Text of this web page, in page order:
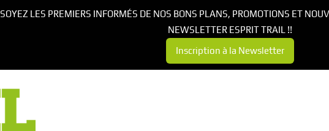
SOYEZ LES PREMIERS INFORMÉS DE NOS BONS PLANS, PROMOTIONS ET
NEWSLETTER ESPRIT TRAIL !!
Inscription à la Newsletter